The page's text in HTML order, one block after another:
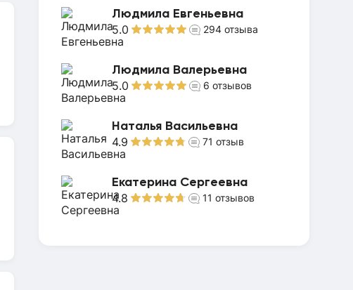
Людмила Евгеньевна
5.0 294 отзыва
Людмила Валерьевна
5.0 6 отзывов
Наталья Васильевна
4.9 71 отзыв
Екатерина Сергеевна
4.8 11 отзывов